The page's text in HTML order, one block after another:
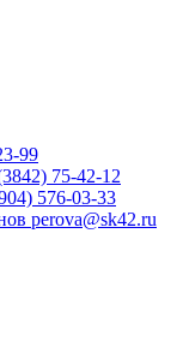
99
75-42-12
576-03-33
perova@sk42.ru